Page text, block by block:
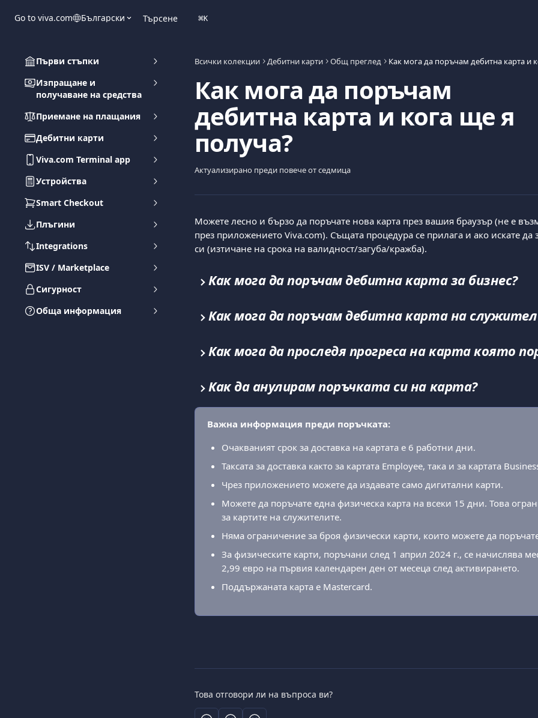
Go to viva.com Български Търсене ⌘K
Първи стъпки
Изпращане и
получаване на средства
Приемане на плащания
Дебитни карти
Viva.com Terminal app
Устройства
Smart Checkout
Плъгини
Integrations
ISV / Marketplace
Сигурност
Обща информация
Всички колекции Дебитни карти Общ преглед
Как мога да поръчам
дебитна карта и кога ще я
получа?
Актуализирано преди повече от седмица
Можете лесно и бързо да поръчате нова карта през вашия браузър (не е
през приложението Viva.com). Същата процедура се прилага и ако искате да
си (изтичане на срока на валидност/загуба/кражба).
Как мога да поръчам дебитна карта за бизнес?
Как мога да поръчам дебитна карта на служител
Как мога да проследя прогреса на карта която
Как да анулирам поръчката си на карта?
Важна информация преди поръчката:
Очакваният срок за доставка на картата е 6 работни дни.
Таксата за доставка както за картата Employee, така и за картата
Чрез приложението можете да издавате само дигитални карти.
Можете да поръчате една физическа карта на всеки 15 дни. Това
за картите на служителите.
Няма ограничение за броя физически карти, които можете да
За физическите карти, поръчани след 1 април 2024 г., се начислява
2,99 евро на първия календарен ден от месеца след активирането.
Поддържаната карта е Mastercard.
Това отговори ли на въпроса ви?